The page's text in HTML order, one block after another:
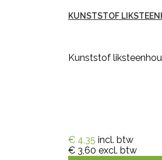
KUNSTSTOF
Kunststof
€ 4,35 incl. btw
€ 3,60 excl. btw